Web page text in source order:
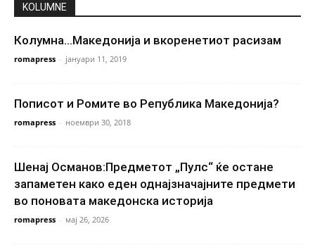
KOLUMNE
Колумна…Македонија и вкоренетиот расизам
romapress - јануари 11, 2019
Пописот и Ромите во Република Македонија?
romapress - ноември 30, 2018
Шенај Османов:Предметот „Пулс“ ќе остане
запаметен како еден однајзначајните предмети
во поновата македонска историја
romapress - мај 26, 2026